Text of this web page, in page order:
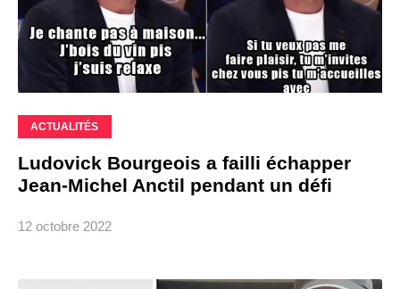
ACTUALITÉS
Ludovick Bourgeois a failli échapper
Jean-Michel Anctil pendant un défi
12 octobre 2022